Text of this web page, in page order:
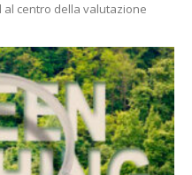
centro della valutazione